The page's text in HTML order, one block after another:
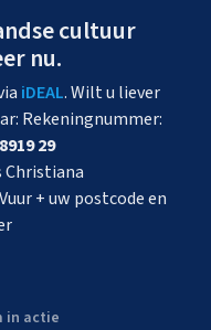
cultuur
nu.
iDEAL. Wilt u liever
Rekeningnummer:
29
Christiana
+ uw postcode en
in actie